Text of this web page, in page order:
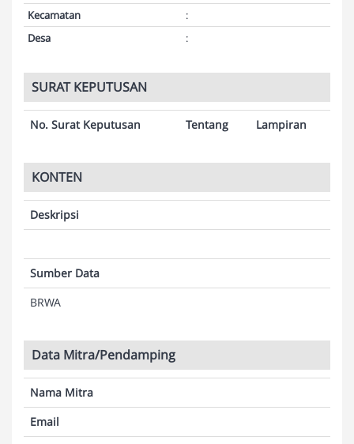
Kecamatan
:
Desa
:
SURAT KEPUTUSAN
No. Surat Keputusan Tentang Lampiran
KONTEN
Deskripsi
Sumber Data
BRWA
Data Mitra/Pendamping
Nama Mitra
Email